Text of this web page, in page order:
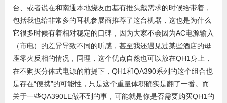
台、或者说在和南通本地烧友面基有推头戴需求的时候给带着，
包括我也给非常多的耳机参展商推荐了这台机器，这也是为什么
它很多时候有着相对稳定的口碑，因为大家不会因为AC电源输入
（市电）的差异导致不同的听感，甚至我还遇见过某些酒店的母
座零火反相的情况，同理，这个优点自然也可以放在QH1身上，
在不购买分体式电源的前提下，QH1和QA390系列的这个组合也
是存在“便携”的可能性，只是这个重量体积确实是翻了一番。而
关于一些QA390LE做不到的事，可能就是你是否需要购买QH1的